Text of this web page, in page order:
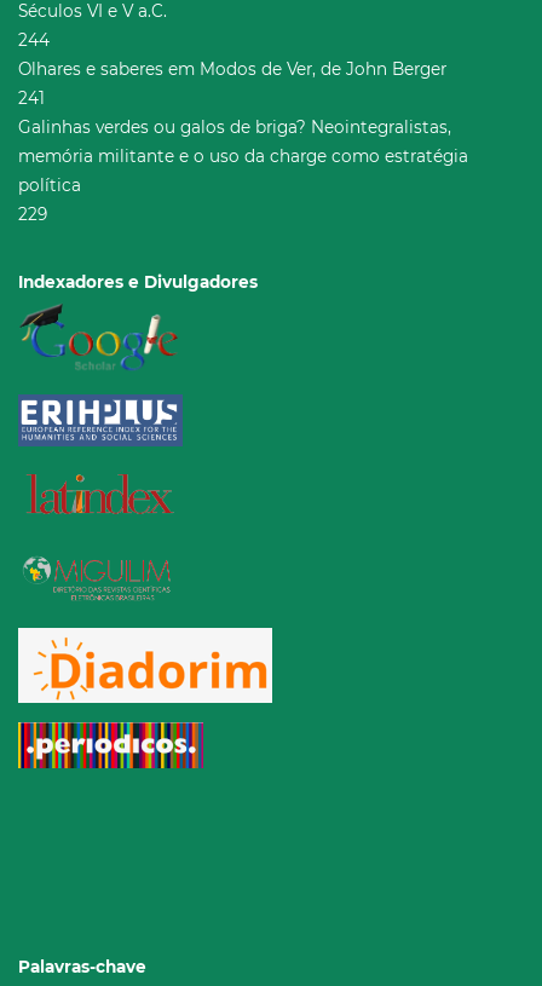
Séculos VI e V a.C.
244
Olhares e saberes em Modos de Ver, de John Berger
241
Galinhas verdes ou galos de briga? Neointegralistas,
memória militante e o uso da charge como estratégia
política
229
Indexadores e Divulgadores
Palavras-chave